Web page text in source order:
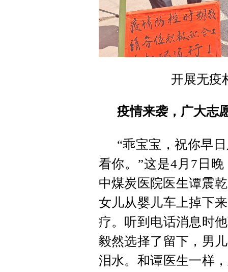
开展无疫
疫情来袭，广大志
“乖宝宝，祝你早
看你。”这是4月7日
中煤炭医院医生谭震
女儿从婴儿车上掉下
疗。听到电话消息时
毅然选择了留下，男
泪水。和谭医生一样